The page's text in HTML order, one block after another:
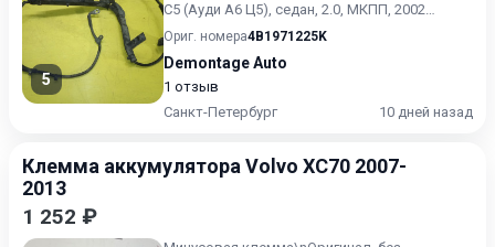
5
C5 (Ауди А6 Ц5), седан, 2.0, МКПП, 2002
г.в.\n\nЗв...
Ориг. номера4B1971225K
Demontage Auto
1 отзыв
Санкт-Петербург
10 дней назад
Клемма аккумулятора Volvo XC70 2007-
2013
1 252 ₽